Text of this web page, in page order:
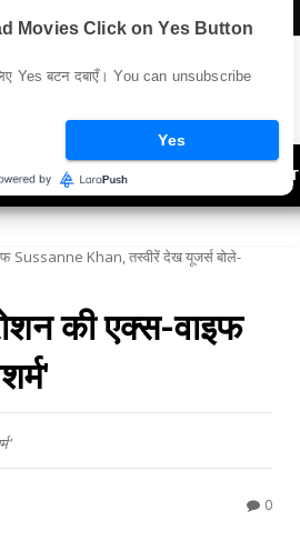
LIFESTYLE OFFBEAT
Sussanne Khan, तस्वीरें देख यूजर्स बोले-
की एक्स-वाइफ
0
Movies Click on Yes Button
Yes बटन दबाएँ। You can unsubscribe
Yes